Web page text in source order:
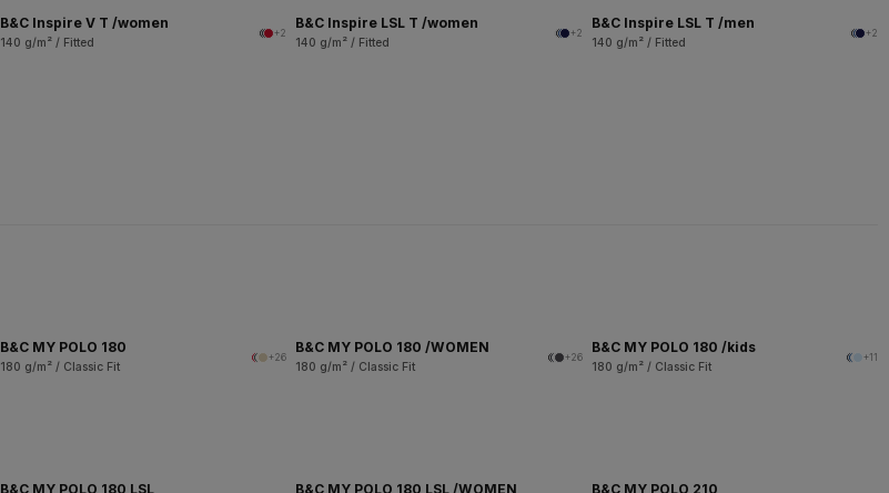
B&C Inspire V T /women
140 g/m² / Fitted
+2
B&C Inspire LSL T /women
140 g/m² / Fitted
+2
B&C Inspire LSL T /men
140 g/m² / Fitted
+2
B&C MY POLO 180
180 g/m² / Classic Fit
+26
B&C MY POLO 180 /WOMEN
180 g/m² / Classic Fit
+26
B&C MY POLO 180 /kids
180 g/m² / Classic Fit
+11
B&C MY POLO 180 LSL B&C MY POLO 180 LSL /WOMEN B&C MY POLO 210